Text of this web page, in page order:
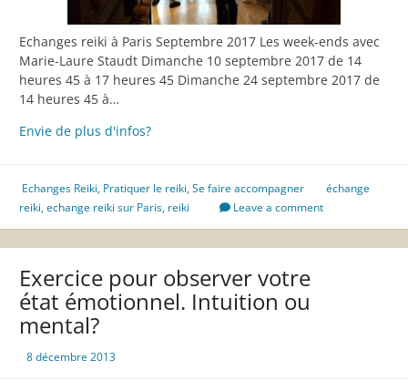
Echanges reiki à Paris Septembre 2017 Les week-ends avec
Marie-Laure Staudt Dimanche 10 septembre 2017 de 14
heures 45 à 17 heures 45 Dimanche 24 septembre 2017 de
14 heures 45 à…
Envie de plus d'infos?Rentrée
des
échanges
reiki
à
Echanges Reiki, Pratiquer le reiki,Se faire accompagner
échange
reiki,echange reiki sur Paris, reiki Leave a comment
Exercice pour observer votre
état émotionnel. Intuition ou
mental?
8 décembre 2013